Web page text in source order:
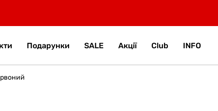
Подарунки SALE Акції Club INFO